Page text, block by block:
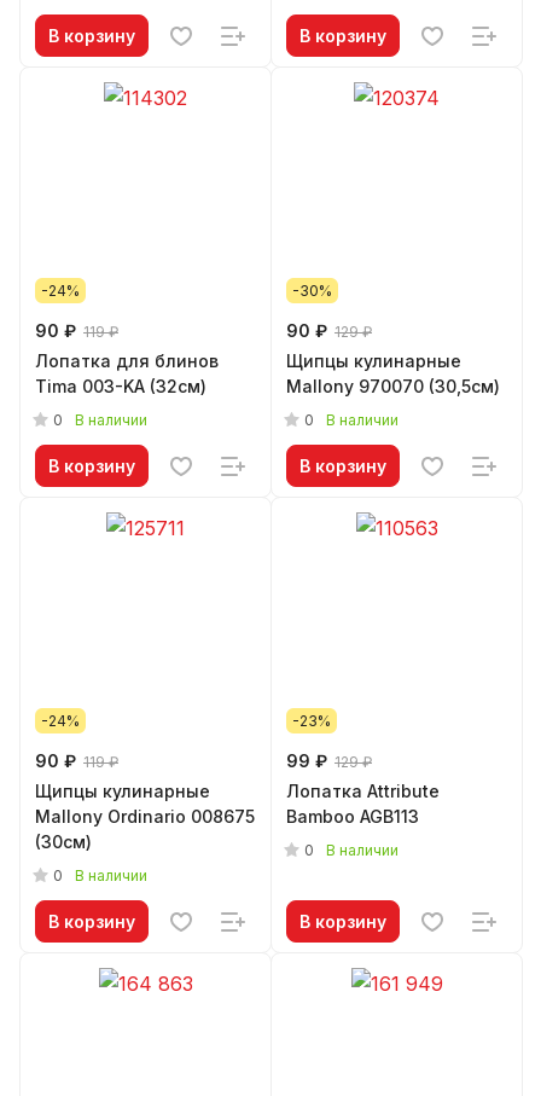
В корзину В корзину
-24%
90 ₽ 119 ₽
Лопатка для блинов
Tima 003-KA (32см)
0 В наличии
В корзину
-30%
90 ₽ 129 ₽
Щипцы кулинарные
Mallony 970070 (30,5см)
0 В наличии
В корзину
-24%
90 ₽ 119 ₽
Щипцы кулинарные
Mallony Ordinario 008675
(30см)
0 В наличии
В корзину
-23%
99 ₽ 129 ₽
Лопатка Attribute
Bamboo AGB113
0 В наличии
В корзину